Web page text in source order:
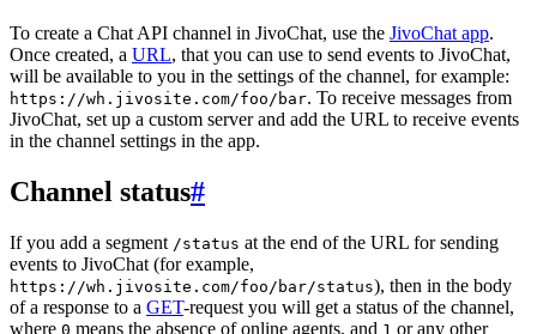
To create a Chat API channel in JivoChat, use the JivoChat app.
Once created, a URL, that you can use to send events to JivoChat,
will be available to you in the settings of the channel, for example:
https://wh.jivosite.com/foo/bar. To receive messages from
JivoChat, set up a custom server and add the URL to receive events
in the channel settings in the app.
Channel status#
If you add a segment /status at the end of the URL for sending
events to JivoChat (for example,
https://wh.jivosite.com/foo/bar/status), then in the body
of a response to a GET-request you will get a status of the channel,
where 0 means the absence of online agents, and 1 or any other